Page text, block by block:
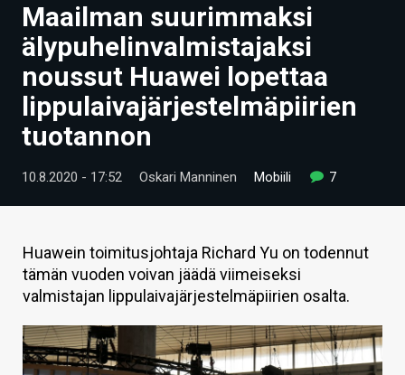
UUTISET
ARTIKKELIT
VIDEOT
TECHBBS
TIETOA
KAUPPA
VAIHDA TEEMA
Maailman suurimmaksi
älypuhelinvalmistajaksi
noussut Huawei lopettaa
lippulaivajärjestelmäpiirien
tuotannon
10.8.2020 - 17:52 Oskari Manninen Mobiili 7
Huawein toimitusjohtaja Richard Yu on todennut
tämän vuoden voivan jäädä viimeiseksi
valmistajan lippulaivajärjestelmäpiirien osalta.